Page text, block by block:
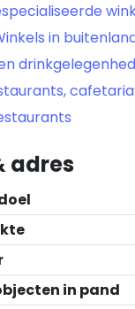
in
adres
in pand